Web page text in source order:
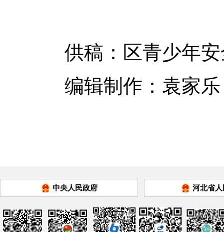
供稿：区青少年
编辑制作：袁家